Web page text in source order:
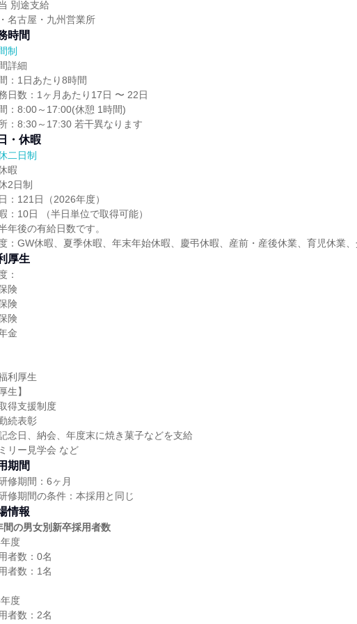
別途支給
名古屋・九州営業所
時間
制
詳細
：1日あたり8時間
日数：1ヶ月あたり17日 〜 22日
：8:00～17:00(休憩 1時間)
：8:30～17:30 若干異なります
・休暇
二日制
暇
2日制
：121日（2026年度）
：10日 （半日単位で取得可能）
年後の有給日数です。
：GW休暇、夏季休暇、年末年始休暇、慶弔休暇、産前・産後休業、育児休業
厚生
：
険
険
険
金
利厚生
生】
得支援制度
続表彰
念日、納会、年度末に焼き菓子などを支給
リー見学会 など
期間
修期間：6ヶ月
情報
間の男女別新卒採用者数
度
者数：0名
者数：1名
度
者数：2名